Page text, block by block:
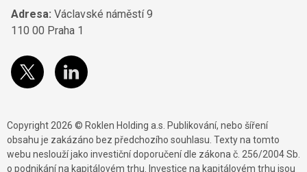
Adresa: Václavské náměstí 9
110 00 Praha 1
Copyright 2026 © Roklen Holding a.s. Publikování, nebo šíření
obsahu je zakázáno bez předchozího souhlasu. Texty na tomto
webu neslouží jako investiční doporučení dle zákona č. 256/2004 Sb.
o podnikání na kapitálovém trhu. Investice na kapitálovém trhu jsou